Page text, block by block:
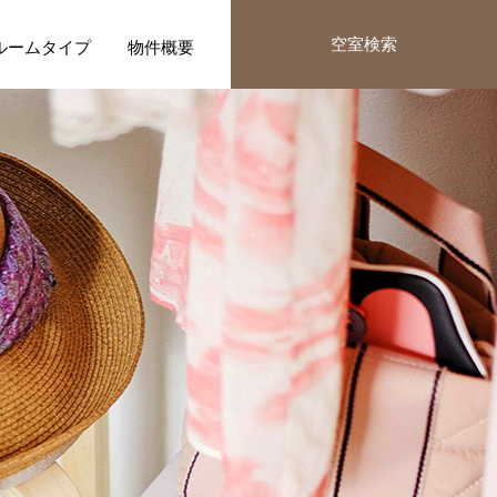
ームタイプ 物件概要 空室検索